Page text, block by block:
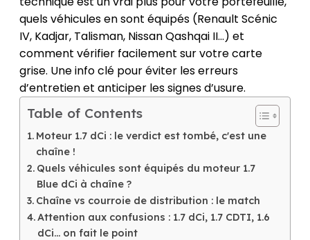
quels véhicules en sont équipés (Renault Scénic
IV, Kadjar, Talisman, Nissan Qashqai II…) et
comment vérifier facilement sur votre carte
grise. Une info clé pour éviter les erreurs
d’entretien et anticiper les signes d’usure.
Table of Contents
Moteur 1.7 dCi : le verdict est tombé, c'est une
chaîne !
Quels véhicules sont équipés du moteur 1.7
Blue dCi à chaîne ?
Chaîne vs courroie de distribution : le match
Attention aux confusions : 1.7 dCi, 1.7 CDTI, 1.6
dCi... on fait le point